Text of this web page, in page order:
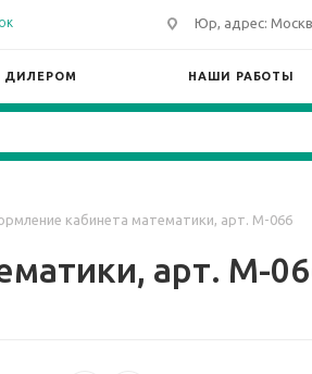
Юр, адрес:
ДИЛЕРОМ НАШИ РАБОТЫ
кабинета математики, арт. М-066
арт. М-